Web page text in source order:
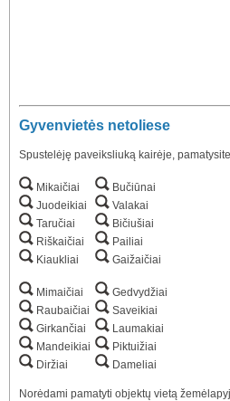
Gyvenvietės netoliese
Spustelėję paveiksliuką kairėje,
Mikaičiai
Juodeikiai
Taručiai
Riškaičiai
Kiaukliai
Mimaičiai
Raubaičiai
Girkančiai
Mandeikiai
Diržiai
Bučiūnai
Valakai
Bičiušiai
Pailiai
Gaižaičiai
Gedvydžiai
Saveikiai
Laumakiai
Piktuižiai
Dameliai
Norėdami pamatyti objektų vietą